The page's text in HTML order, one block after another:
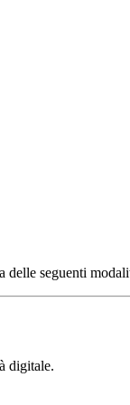
delle seguenti
digitale.